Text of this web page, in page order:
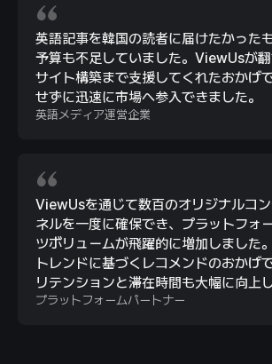
英語記事を韓国の読者に届けたかった
予算も不足していました。ViewUsが
サイト構築まで支援してくれたおかげ
せずに迅速に市場へ参入できました。
英語メディア運営企業
ViewUsを通じて数百のオリジナルコ
ネルを一度に確保でき、プラットフォ
ツボリュームが飛躍的に増加しました
トレンドに基づくレコメンドのおかげ
リテンションと滞在時間も大幅に向上
プラットフォームパートナー